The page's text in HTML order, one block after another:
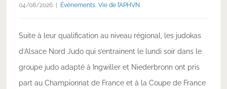
04/08/2026 Événements, Vie de l’APHVN
Suite à leur qualification au niveau régional, les judokas
d’Alsace Nord Judo qui s’entrainent le lundi soir dans le
groupe judo adapté à Ingwiller et Niederbronn ont pris
part au Championnat de France et à la Coupe de France